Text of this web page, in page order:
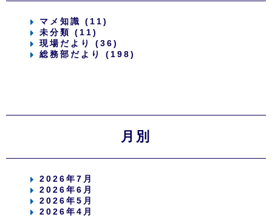
マメ知識 (11)
未分類 (11)
現場だより (36)
総務部だより (198)
月別
2026年7月
2026年6月
2026年5月
2026年4月